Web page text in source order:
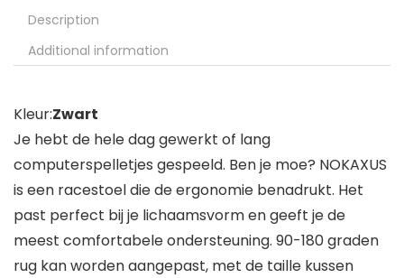
Description
Additional information
Kleur:Zwart
Je hebt de hele dag gewerkt of lang
computerspelletjes gespeeld. Ben je moe? NOKAXUS
is een racestoel die de ergonomie benadrukt. Het
past perfect bij je lichaamsvorm en geeft je de
meest comfortabele ondersteuning. 90-180 graden
rug kan worden aangepast, met de taille kussen